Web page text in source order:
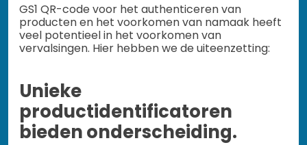
GS1 QR-code voor het authenticeren van
producten en het voorkomen van namaak heeft
veel potentieel in het voorkomen van
vervalsingen. Hier hebben we de uiteenzetting:
Unieke
productidentificatoren
bieden onderscheiding.